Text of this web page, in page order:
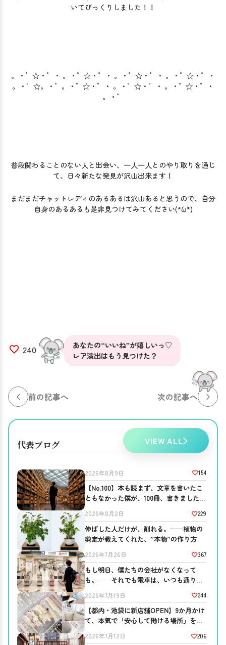
いてびっくりしました！！
。・゜☆・゜・ 。・゜☆・゜・ 。・゜☆・゜・ 。・゜☆・゜・
。・゜☆。・゜。・゜☆・゜・ 。・゜☆・゜・ 。・゜☆・゜・
。・゜
普段関わることのない人と出会い、一人一人とのやり取りを通じ
て、日々新たな発見が沢山出来ます！
まだまだチャットレディのあるあるは沢山あると思うので、自分
自身のあるあるも是非見つけてみてください(*´ω`*)
240
あなたの“いいね”が嬉しいっ♡
レア演出はもう見つけた？
前の記事へ 次の記事へ
代表ブログ VIEW ALL
2026年8月9日 154
【No.100】本も読まず、文章を書いたこ
ともなかった僕が、100冊、書きました。
2026年8月2日 229
伸ばした人だけが、削れる。──植物の
剪定が教えてくれた、”本物”の作り方
2026年7月26日 367
もし明日、僕たちの会社がなくなって
も。──それでも電車は、いつも通り走
2026年7月19日 244
【都内・池袋に新店舗OPEN】9か月かけ
て、本気で「安心して働ける場所」を作
2026年7月12日 206